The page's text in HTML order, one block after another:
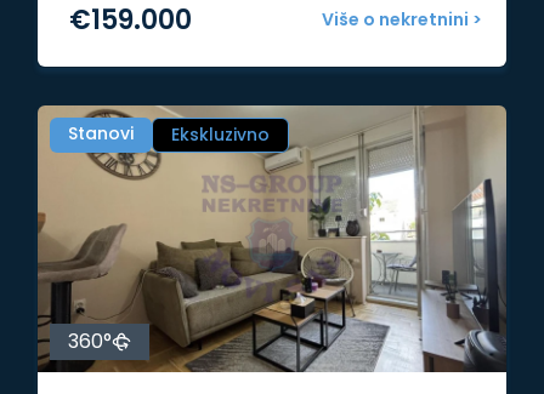
Više o nekretnini >
€159.000
Stanovi Ekskluzivno
360°